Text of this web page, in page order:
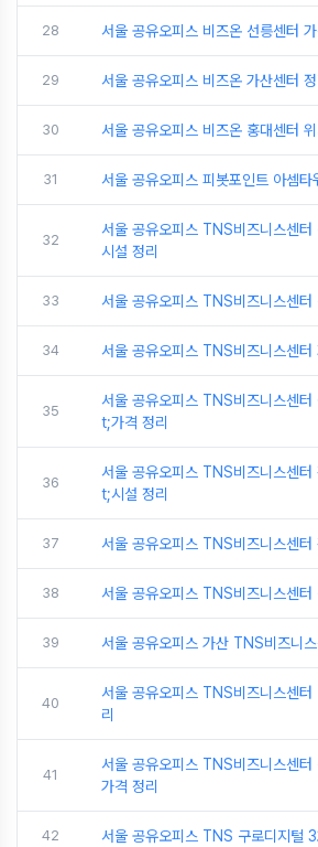
28 서울 공유오피스 비즈온 선릉센터
29 서울 공유오피스 비즈온 가산센터 정
30 서울 공유오피스 비즈온 홍대센터
31 서울 공유오피스 피봇포인트 아셈타
32
서울 공유오피스 TNS비즈니스센
시설 정리
33 서울 공유오피스 TNS비즈니스센터
34 서울 공유오피스 TNS비즈니스센터
35
서울 공유오피스 TNS비즈니스센
t;가격 정리
36
서울 공유오피스 TNS비즈니스센
t;시설 정리
37 서울 공유오피스 TNS비즈니스센터
38 서울 공유오피스 TNS비즈니스센터
39 서울 공유오피스 가산 TNS비즈니
40
서울 공유오피스 TNS비즈니스센터
리
41
서울 공유오피스 TNS비즈니스센터
가격 정리
42 서울 공유오피스 TNS 구로디지털